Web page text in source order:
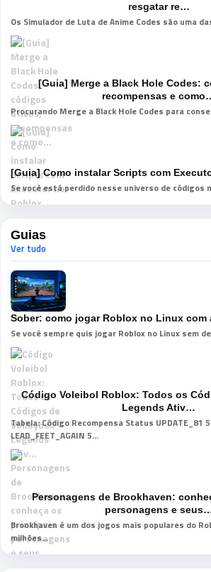
resgatar re…
Os Simulador de Luta de Anime Codes são uma
[Guia] Merge a Black Hole Codes:
recompensas e
Procurando Merge a Black Hole Codes para
[Guia] Como instalar Scripts com
Se você está perdido nesse universo de códigos
Guias
Ver tudo
Sober: como jogar Roblox no Linux com
Se você sempre quis jogar Roblox no Linux sem
Código Voleibol Roblox: Todos os
Legends Ativ…
Tabela: Código Recompensa Status UPDATE_81
LEAD_FEET_AGAIN 5...
Personagens de Brookhaven:
personagens e
Brookhaven é um dos jogos mais populares do
milhões...